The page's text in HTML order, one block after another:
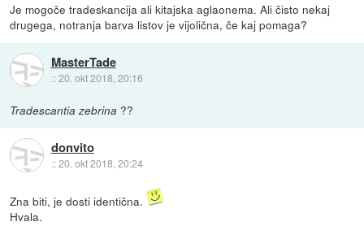
Je mogoče tradeskancija ali kitajska aglaonema. Ali čisto nekaj
drugega, notranja barva listov je vijolična, če kaj pomaga?
MasterTade
::20. okt 2018, 20:16
Tradescantia zebrina ??
donvito
::20. okt 2018, 20:24
Zna biti, je dosti identična.
Hvala.